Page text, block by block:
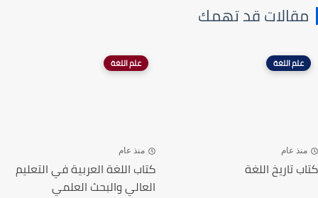
مقالات قد تهمك
علم اللغة
منذ عام
كتاب تاريخ اللغة
علم اللغة
منذ عام
كتاب اللغة العربية في التعليم
العالي والبحث العلمي